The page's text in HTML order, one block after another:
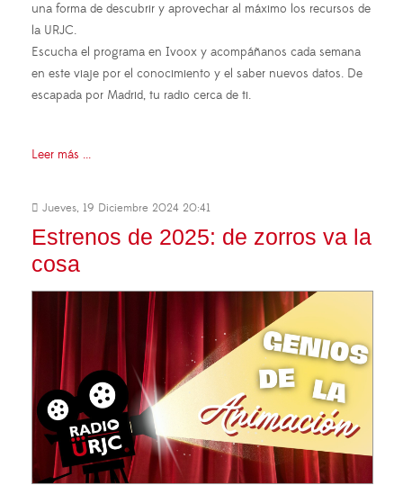
una forma de descubrir y aprovechar al máximo los recursos de
la URJC.
Escucha el programa en Ivoox y acompáñanos cada semana
en este viaje por el conocimiento y el saber nuevos datos. De
escapada por Madrid, tu radio cerca de ti.
Leer más ...
Jueves, 19 Diciembre 2024 20:41
Estrenos de 2025: de zorros va la
cosa